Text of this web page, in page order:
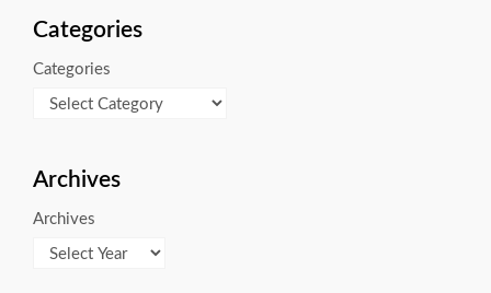
Categories
Categories
Archives
Archives